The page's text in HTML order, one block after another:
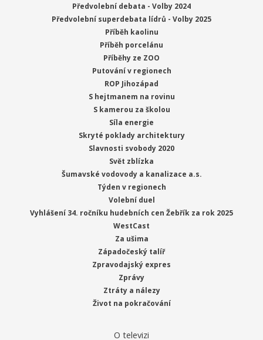
Předvolební debata - Volby 2024
Předvolební superdebata lídrů - Volby 2025
Příběh kaolinu
Příběh porcelánu
Příběhy ze ZOO
Putování v regionech
ROP Jihozápad
S hejtmanem na rovinu
S kamerou za školou
Síla energie
Skryté poklady architektury
Slavnosti svobody 2020
Svět zblízka
Šumavské vodovody a kanalizace a.s.
Týden v regionech
Volební duel
Vyhlášení 34. ročníku hudebních cen Žebřík za rok 2025
WestCast
Za ušima
Západočeský talíř
Zpravodajský expres
Zprávy
Ztráty a nálezy
Život na pokračování
O televizi